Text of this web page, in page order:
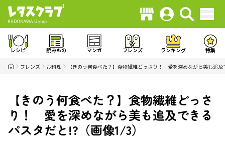
レシピ 読みもの マンガ フレンズ ランキング 特集
フレンズ お料理 【きのう何食べた？】食物繊維どっさり！ 愛を深めながら美も追
【きのう何食べた？】食物繊維どっさ
り！ 愛を深めながら美も追及できる
パスタだと!?（画像1/3）